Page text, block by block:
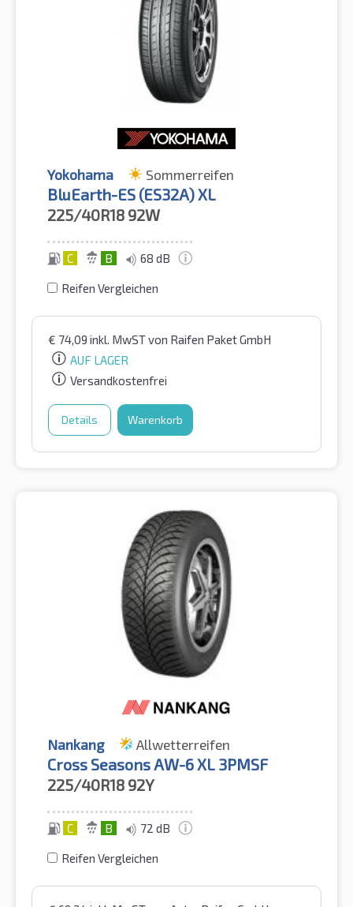
Yokohama Sommerreifen
BluEarth-ES (ES32A) XL
225/40R18 92W
C B 68 dB
Reifen Vergleichen
€ 74,09 inkl. MwSTvon Raifen Paket GmbH
AUF LAGER
Versandkostenfrei
Details Warenkorb
Nankang Allwetterreifen
Cross Seasons AW-6 XL 3PMSF
225/40R18 92Y
C B 72 dB
Reifen Vergleichen